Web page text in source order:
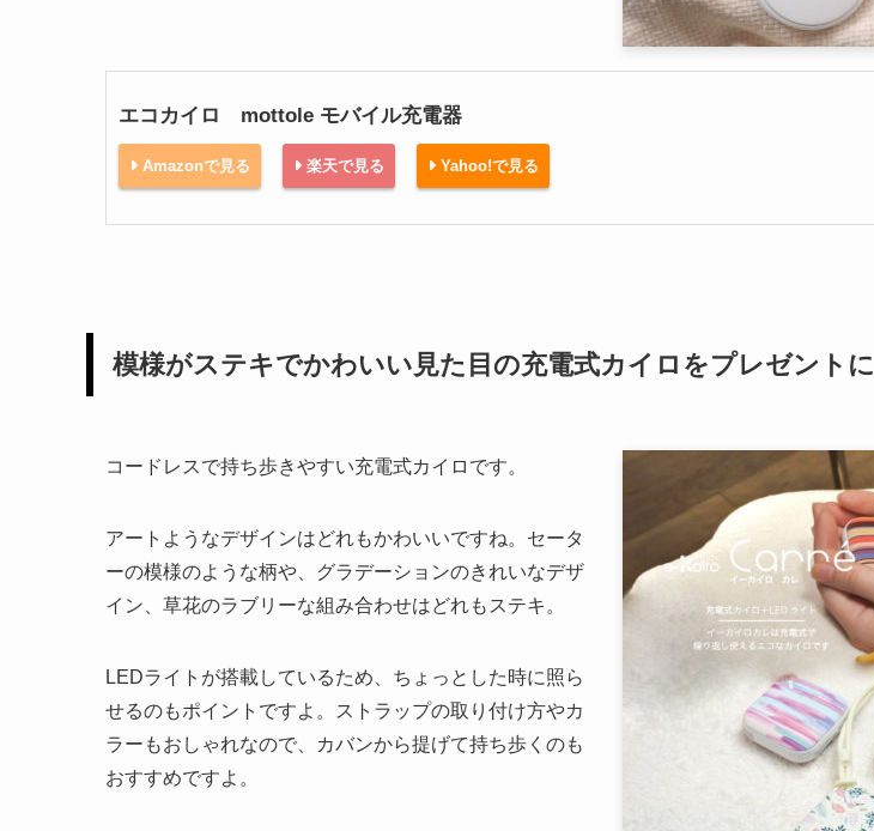
エコカイロ mottole モバイル充電器
Amazonで見る 楽天で見る Yahoo!で見る
模様がステキでかわいい見た目の充電式カイロをプレゼントに
コードレスで持ち歩きやすい充電式カイロです。
アートようなデザインはどれもかわいいですね。セータ
ーの模様のような柄や、グラデーションのきれいなデザ
イン、草花のラブリーな組み合わせはどれもステキ。
LEDライトが搭載しているため、ちょっとした時に照ら
せるのもポイントですよ。ストラップの取り付け方やカ
ラーもおしゃれなので、カバンから提げて持ち歩くのも
おすすめですよ。